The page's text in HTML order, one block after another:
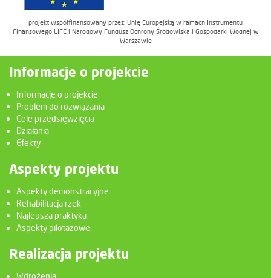
projekt współfinansowany przez: Unię Europejską w ramach Instrumentu
Finansowego LIFE i Narodowy Fundusz Ochrony Środowiska i Gospodarki Wodnej w
Warszawie
Informacje o projekcie
Informacje o projekcie
Problem do rozwiązania
Cele przedsięwzięcia
Działania
Efekty
Aspekty projektu
Aspekty demonstracyjne
Rehabilitacja rzek
Najlepsza praktyka
Aspekty pilotażowe
Realizacja projektu
Wdrożenia